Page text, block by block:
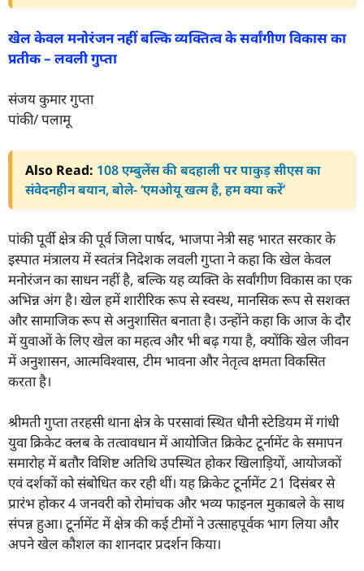
खेल केवल मनोरंजन नहीं बल्कि व्यक्तित्व के सर्वांगीण विकास का
प्रतीक – लवली गुप्ता
संजय कुमार गुप्ता
पांकी/ पलामू
Also Read: 108 एम्बुलेंस की बदहाली पर पाकुड़ सीएस का
संवेदनहीन बयान, बोले- ‘एमओयू खत्म है, हम क्या करें’
पांकी पूर्वी क्षेत्र की पूर्व जिला पार्षद, भाजपा नेत्री सह भारत सरकार के
इस्पात मंत्रालय में स्वतंत्र निदेशक लवली गुप्ता ने कहा कि खेल केवल
मनोरंजन का साधन नहीं है, बल्कि यह व्यक्ति के सर्वांगीण विकास का एक
अभिन्न अंग है। खेल हमें शारीरिक रूप से स्वस्थ, मानसिक रूप से सशक्त
और सामाजिक रूप से अनुशासित बनाता है। उन्होंने कहा कि आज के दौर
में युवाओं के लिए खेल का महत्व और भी बढ़ गया है, क्योंकि खेल जीवन
में अनुशासन, आत्मविश्वास, टीम भावना और नेतृत्व क्षमता विकसित
करता है।
श्रीमती गुप्ता तरहसी थाना क्षेत्र के परसावां स्थित धौनी स्टेडियम में गांधी
युवा क्रिकेट क्लब के तत्वावधान में आयोजित क्रिकेट टूर्नामेंट के समापन
समारोह में बतौर विशिष्ट अतिथि उपस्थित होकर खिलाड़ियों, आयोजकों
एवं दर्शकों को संबोधित कर रही थीं। यह क्रिकेट टूर्नामेंट 21 दिसंबर से
प्रारंभ होकर 4 जनवरी को रोमांचक और भव्य फाइनल मुकाबले के साथ
संपन्न हुआ। टूर्नामेंट में क्षेत्र की कई टीमों ने उत्साहपूर्वक भाग लिया और
अपने खेल कौशल का शानदार प्रदर्शन किया।